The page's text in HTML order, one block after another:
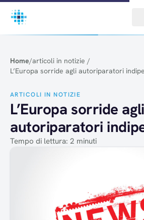
Salta al contenuto
Home/articoli in notizie /
L’Europa sorride agli autoriparatori
ARTICOLI IN NOTIZIE
L’Europa sorride agli
autoriparatori
Tempo di lettura: 2 minuti